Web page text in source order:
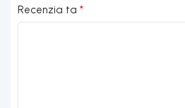
Recenzia ta *